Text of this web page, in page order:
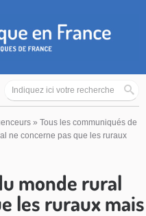
» Tous les communiqués de
ne concerne pas que les ruraux
monde rural
les ruraux mais